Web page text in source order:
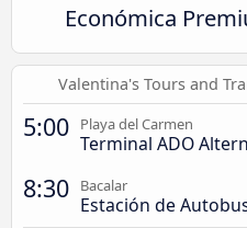
Económica
Valentina's Tours and
5:00 Playa del Carmen
Terminal ADO
8:30 Bacalar
Estación de